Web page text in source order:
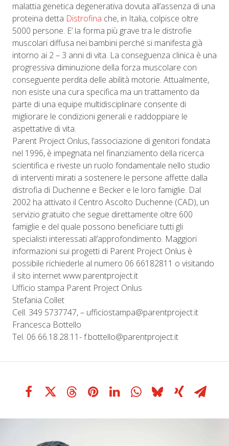
malattia genetica degenerativa dovuta all’assenza di una
proteina detta Distrofina che, in Italia, colpisce oltre
5000 persone. E’ la forma più grave tra le distrofie
muscolari diffusa nei bambini perché si manifesta già
intorno ai 2 – 3 anni di vita. La conseguenza clinica è una
progressiva diminuzione della forza muscolare con
conseguente perdita delle abilità motorie. Attualmente,
non esiste una cura specifica ma un trattamento da
parte di una equipe multidisciplinare consente di
migliorare le condizioni generali e raddoppiare le
aspettative di vita.
Parent Project Onlus, l’associazione di genitori fondata
nel 1996, è impegnata nel finanziamento della ricerca
scientifica e riveste un ruolo fondamentale nello studio
di interventi mirati a sostenere le persone affette dalla
distrofia di Duchenne e Becker e le loro famiglie. Dal
2002 ha attivato il Centro Ascolto Duchenne (CAD), un
servizio gratuito che segue direttamente oltre 600
famiglie e del quale possono beneficiare tutti gli
specialisti interessati all’approfondimento. Maggiori
informazioni sui progetti di Parent Project Onlus è
possibile richiederle al numero 06 66182811 o visitando
il sito internet www.parentproject.it
Ufficio stampa Parent Project Onlus
Stefania Collet
Cell. 349 5737747, – ufficiostampa@parentproject.it
Francesca Bottello
Tel. 06 66.18.28.11- f.bottello@parentproject.it